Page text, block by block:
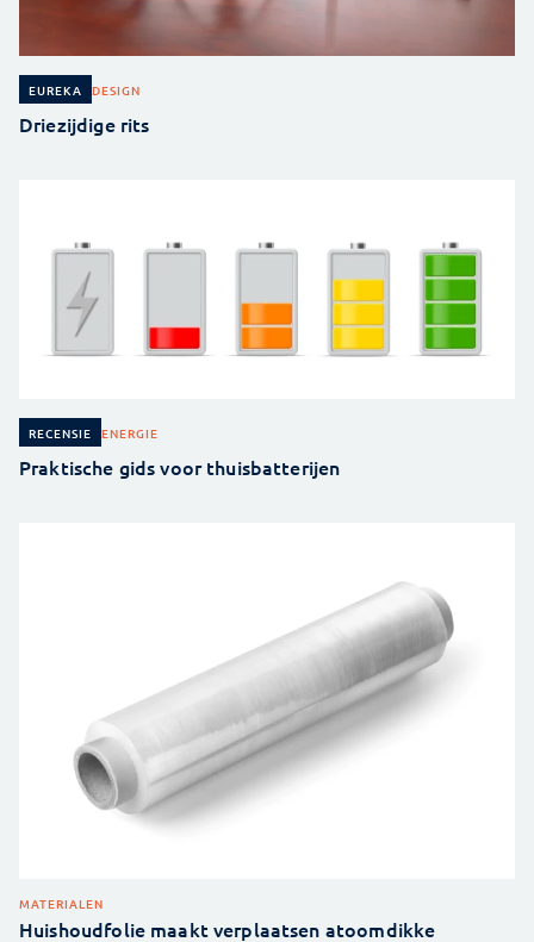
EUREKA DESIGN
Driezijdige rits
RECENSIE ENERGIE
Praktische gids voor thuisbatterijen
MATERIALEN
Huishoudfolie maakt verplaatsen atoomdikke